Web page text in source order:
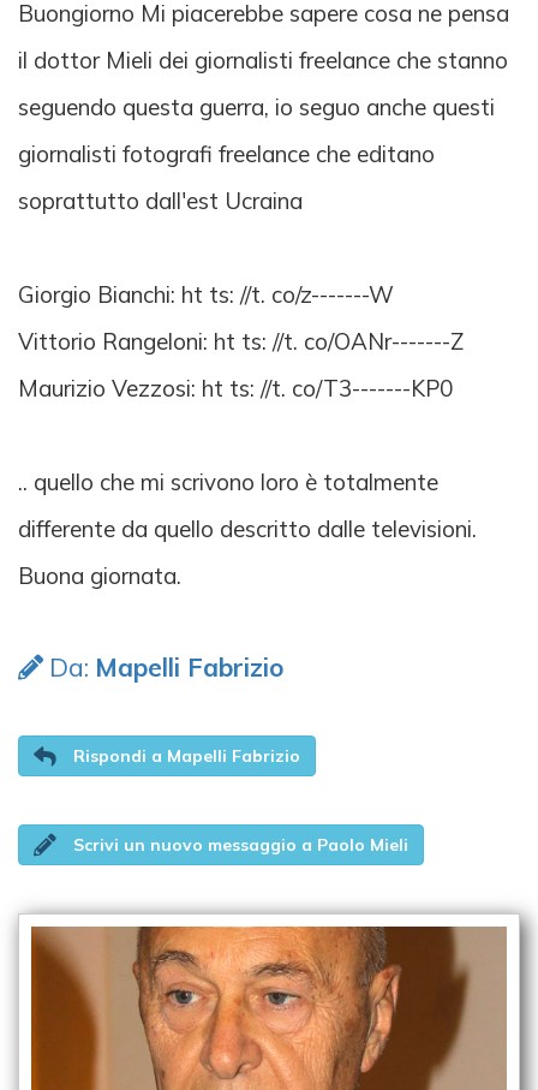
Buongiorno Mi piacerebbe sapere cosa ne pensa
il dottor Mieli dei giornalisti freelance che stanno
seguendo questa guerra, io seguo anche questi
giornalisti fotografi freelance che editano
soprattutto dall'est Ucraina
Giorgio Bianchi: ht ts: //t. co/z-------W
Vittorio Rangeloni: ht ts: //t. co/OANr-------Z
Maurizio Vezzosi: ht ts: //t. co/T3-------KP0
.. quello che mi scrivono loro è totalmente
differente da quello descritto dalle televisioni.
Buona giornata.
Da: Mapelli Fabrizio
Rispondi a Mapelli Fabrizio
Scrivi un nuovo messaggio a Paolo Mieli